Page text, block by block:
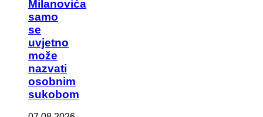
Milanovića
samo
se
uvjetno
može
nazvati
osobnim
sukobom